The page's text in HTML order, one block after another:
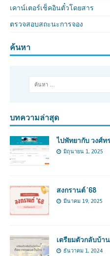
เคาน์เตอร์เช็คอินตั๋วโดยสาร
ตรวจสอบสถะนะการจอง
ค้นหา
บทความล่าสุด
ไปพัทยากับ วงศ์ท
มิถุนายน 1, 2025
สงกรานต์ ’68
มีนาคม 19, 2025
เตรียมตัวกลับบ้า
ธันวาคม 1, 2024